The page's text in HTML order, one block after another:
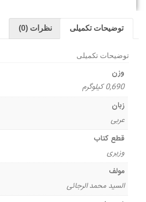
توضیحات تکمیلی نظرات (0)
توضیحات تکمیلی
وزن
0,690 کیلوگرم
زبان
عربی
قطع کتاب
وزیری
مولف
السید محمد الرجائی